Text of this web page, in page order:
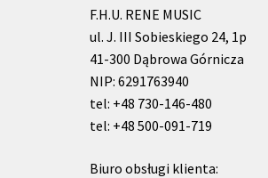
F.H.U. RENE MUSIC
ul. J. III Sobieskiego 24, 1p
41-300 Dąbrowa Górnicza
NIP: 6291763940
tel: +48 730-146-480
tel: +48 500-091-719
Biuro obsługi klienta: